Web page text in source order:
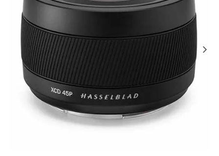
Objectieven
Video
Tassen
Statieven
Studio
Next